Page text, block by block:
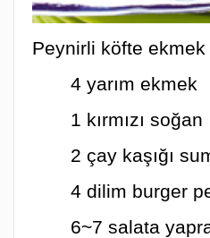
Peynirli köfte
4 yarım ekmek
1 kırmızı soğan
2 çay kaşığı
4 dilim burger
6~7 salata